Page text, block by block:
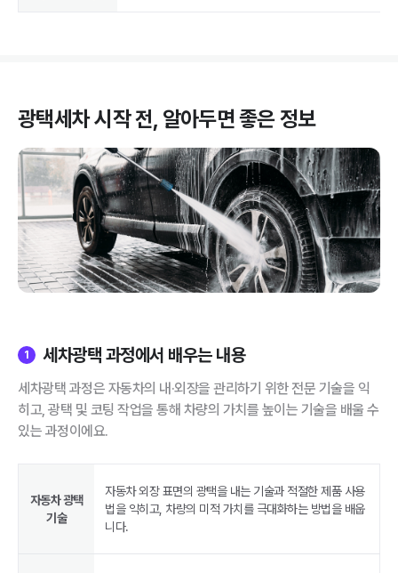
광택세차시작 전, 알아두면 좋은 정보
1 세차광택 과정에서 배우는 내용
세차광택 과정은 자동차의 내·외장을 관리하기 위한 전문 기술을 익
히고, 광택 및 코팅 작업을 통해 차량의 가치를 높이는 기술을 배울 수
있는 과정이에요.
자동차 광택
기술
자동차 외장 표면의 광택을 내는 기술과 적절한 제품 사용
법을 익히고, 차량의 미적 가치를 극대화하는 방법을 배웁
니다.